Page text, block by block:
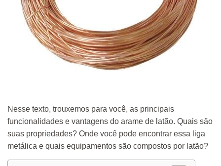
Nesse texto, trouxemos para você, as principais
funcionalidades e vantagens do arame de latão. Quais são
suas propriedades? Onde você pode encontrar essa liga
metálica e quais equipamentos são compostos por latão?